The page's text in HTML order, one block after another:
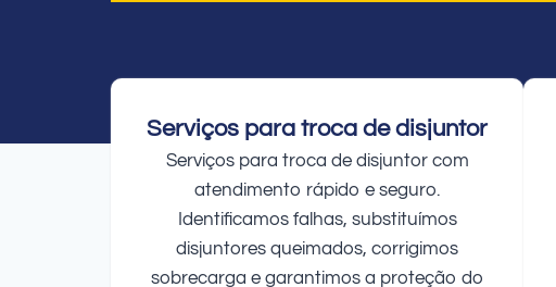
Serviços para troca de disjuntor
Serviços para troca de disjuntor com
atendimento rápido e seguro.
Identificamos falhas, substituímos
disjuntores queimados, corrigimos
sobrecarga e garantimos a proteção do